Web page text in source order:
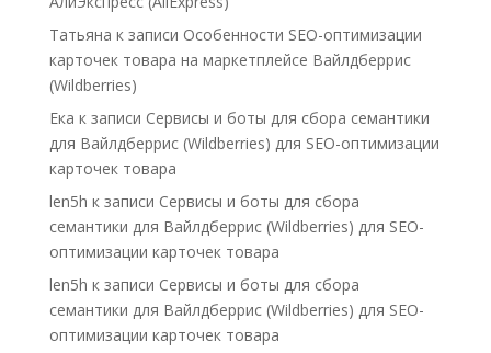
Татьяна к записи Особенности SEO-оптимизации
карточек товара на маркетплейсе Вайлдберрис
(Wildberries)
Ека к записи Сервисы и боты для сбора семантики
для Вайлдберрис (Wildberries) для SEO-оптимизации
карточек товара
len5h к записи Сервисы и боты для сбора
семантики для Вайлдберрис (Wildberries) для SEO-
оптимизации карточек товара
len5h к записи Сервисы и боты для сбора
семантики для Вайлдберрис (Wildberries) для SEO-
оптимизации карточек товара